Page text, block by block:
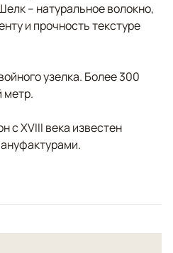
– натуральное волокно,
и прочность текстуре
узелка. Более 300
метр.
с XVIII века известен